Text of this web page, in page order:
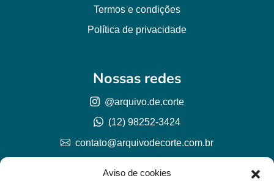
Aviso de cookies
Termos e condições
Política de privacidade
Nossas redes
@arquivo.de.corte
(12) 98252-3424
contato@arquivodecorte.com.br